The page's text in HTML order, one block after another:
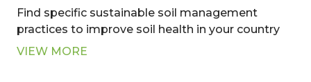
Find specific sustainable soil management
practices to improve soil health in your country
VIEW MORE